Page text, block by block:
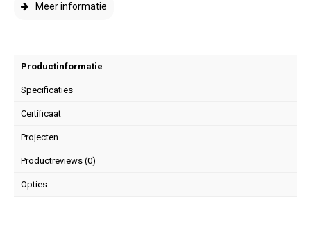
Meer informatie
Productinformatie
Specificaties
Certificaat
Projecten
Productreviews (0)
Opties